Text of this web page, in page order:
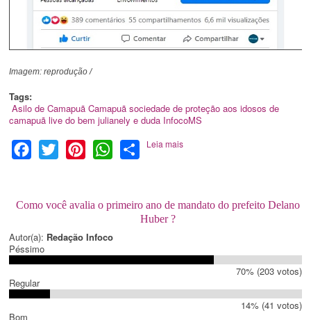
Imagem: reprodução /
Tags:
Asilo de Camapuã Camapuã sociedade de proteção aos idosos de
camapuã live do bem julianely e duda InfocoMS
Facebook
Twitter PinterestWhatsApp
Share
Leia mais
Como você avalia o primeiro ano de mandato do prefeito Delano
Huber ?
Autor(a): Redação Infoco
Péssimo
70% (203 votos)
Regular
14% (41 votos)
Bom